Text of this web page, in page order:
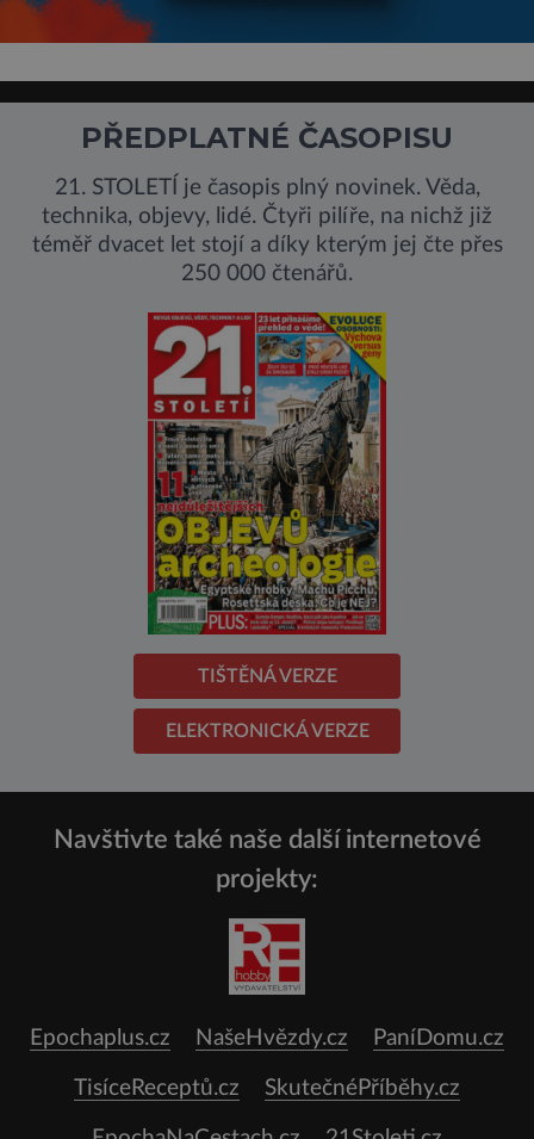
PŘEDPLATNÉ ČASOPISU
21. STOLETÍ je časopis plný novinek. Věda,
technika, objevy, lidé. Čtyři pilíře, na nichž již
téměř dvacet let stojí a díky kterým jej čte přes
250 000 čtenářů.
TIŠTĚNÁ VERZE
ELEKTRONICKÁ VERZE
Navštivte také naše další internetové
projekty:
Epochaplus.cz NašeHvězdy.cz PaníDomu.cz
TisíceReceptů.cz SkutečnéPříběhy.cz